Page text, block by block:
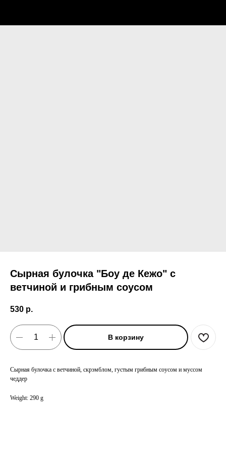
Сырная булочка "Боу де Кежо" с
ветчиной и грибным соусом
530 р.
В корзину
Сырная булочка с ветчиной, скрэмблом, густым грибным соусом и муссом
чеддер
Weight: 290 g